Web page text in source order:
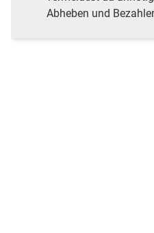
Abheben und